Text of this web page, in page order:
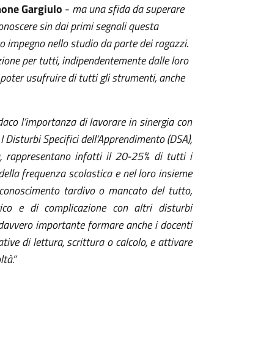
Gargiulo - ma una sfida da superare
sin dai primi segnali questa
impegno nello studio da parte dei ragazzi.
per tutti, indipendentemente dalle loro
usufruire di tutti gli strumenti, anche
l’importanza di lavorare in sinergia con
Disturbi Specifici dell’Apprendimento (DSA),
infatti il 20-25% di tutti i
frequenza scolastica e nel loro insieme
tardivo o mancato del tutto,
e di complicazione con altri disturbi
importante formare anche i docenti
di lettura, scrittura o calcolo,eattivare